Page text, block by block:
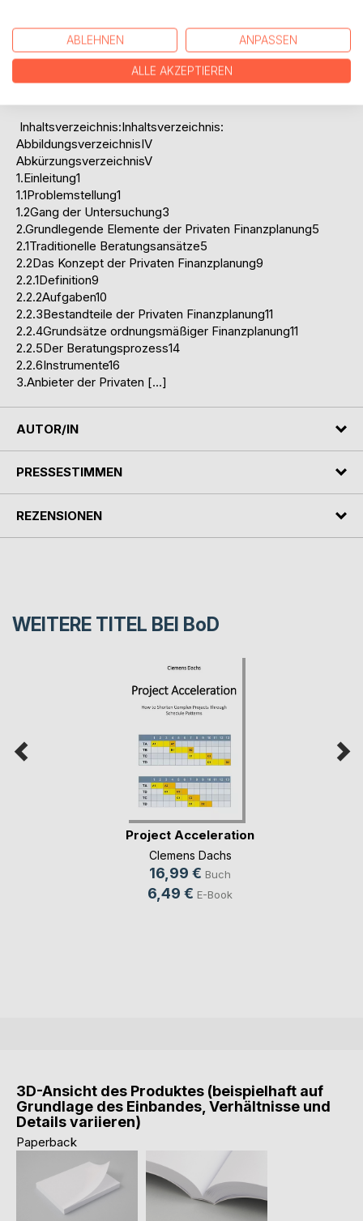
verschiedenen Anbieterformen sowie die verschiedenen
Vergütungsmodelle kritisch durchleuchtet. Zusätzlich
werden die aktuelle Position der Privaten Finanzplanung in
Deutschland, wie sie umgesetzt wird und wie zukünftige
Inhaltsverzeichnis:Inhaltsverzeichnis:
AbbildungsverzeichnisIV
AbkürzungsverzeichnisV
1.Einleitung1
1.1Problemstellung1
1.2Gang der Untersuchung3
2.Grundlegende Elemente der Privaten Finanzplanung5
2.1Traditionelle Beratungsansätze5
2.2Das Konzept der Privaten Finanzplanung9
2.2.1Definition9
2.2.2Aufgaben10
2.2.3Bestandteile der Privaten Finanzplanung11
2.2.4Grundsätze ordnungsmäßiger Finanzplanung11
2.2.5Der Beratungsprozess14
2.2.6Instrumente16
3.Anbieter der Privaten […]
AUTOR/IN
PRESSESTIMMEN
REZENSIONEN
WEITERE TITEL BEI BoD
Project Acceleration
Clemens Dachs
16,99 € Buch
6,49 € E-Book
3D-Ansicht des Produktes (beispielhaft auf
Grundlage des Einbandes, Verhältnisse und
Details variieren)
Paperback
ABLEHNEN ANPASSEN
ALLE AKZEPTIEREN